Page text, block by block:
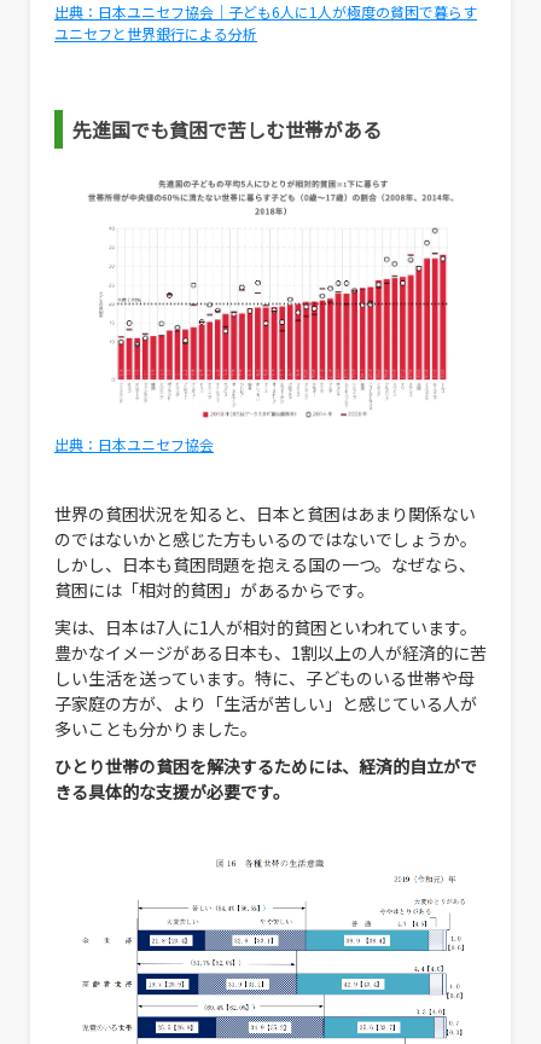
出典：日本ユニセフ協会｜子ども6人に1人が極度の貧困で暮らす
ユニセフと世界銀行による分析
先進国でも貧困で苦しむ世帯がある
出典：日本ユニセフ協会
世界の貧困状況を知ると、日本と貧困はあまり関係ない
のではないかと感じた方もいるのではないでしょうか。
しかし、日本も貧困問題を抱える国の一つ。なぜなら、
貧困には「相対的貧困」があるからです。
実は、日本は7人に1人が相対的貧困といわれています。
豊かなイメージがある日本も、1割以上の人が経済的に苦
しい生活を送っています。特に、子どものいる世帯や母
子家庭の方が、より「生活が苦しい」と感じている人が
多いことも分かりました。
ひとり世帯の貧困を解決するためには、経済的自立がで
きる具体的な支援が必要です。